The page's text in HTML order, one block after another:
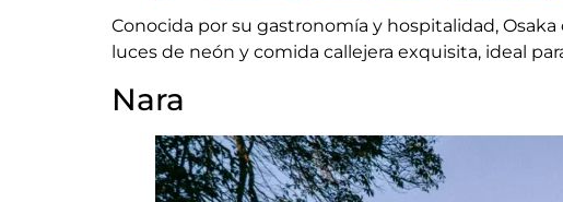
Conocida por su gastronomía y hospitalidad,
luces de neón y comida callejera exquisita, ideal
Nara